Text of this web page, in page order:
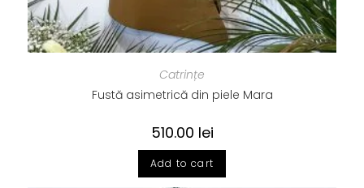
Catrințe
Fustă asimetrică din piele Mara
510.00 lei
Add to cart